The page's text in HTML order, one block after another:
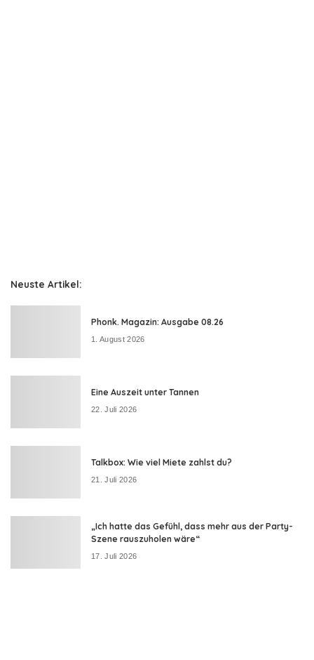
Neuste Artikel:
Phonk. Magazin: Ausgabe 08.26
1. August 2026
Eine Auszeit unter Tannen
22. Juli 2026
Talkbox: Wie viel Miete zahlst du?
21. Juli 2026
„Ich hatte das Gefühl, dass mehr aus der Party-
Szene rauszuholen wäre“
17. Juli 2026